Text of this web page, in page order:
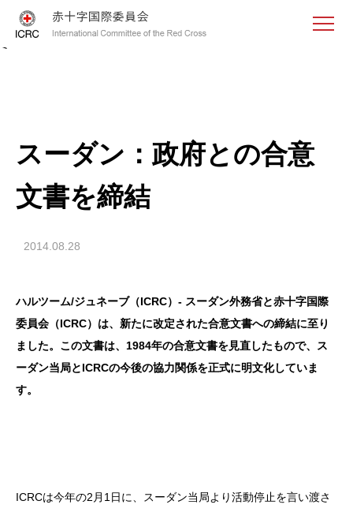
<
スーダン：政府との合意
文書を締結
2014.08.28
ハルツーム/ジュネーブ（ICRC）- スーダン外務省と赤十字国際
委員会（ICRC）は、新たに改定された合意文書への締結に至り
ました。この文書は、 1984年の合意文書を見直したもので、
ス
ーダン当局とICRCの今後の協力関係を正式に明文化していま
す。
ICRCは今年の2月1日に、スーダン当局より活動停止を言い渡さ